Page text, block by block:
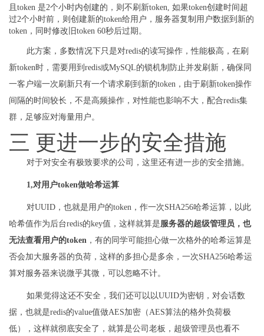
且token 是2个小时内创建的，则不刷新token, 如果token创建时间超
过2个小时前，则创建新的token给用户，服务器复制用户数据到新的
token，同时修改旧token 60秒后过期。
此方案，多数情况下只是对redis的读写操作，性能极高，在刷
新token时，需要用到redis或MySQL的锁机制防止并发刷新，确保同
一客户端一次刷新只有一个请求刷到新的token，由于刷新token操作
间隔的时间较长，不是高频操作，对性能也影响不大，配合redis集
群，足够应对海量用户。
三 更进一步的安全措施
对于对安全有极致要求的公司，这里还有进一步的安全措施。
1,对用户token做哈希运算
对UUID，也就是用户的token，作一次SHA256哈希运算，以此
哈希值作为后台redis的key值，这样就算是服务器的超级管理员，也
无法查看用户的token ，有的同学可能担心做一次格外的哈希运算是
否会加大服务器的负荷，这样的多担心是多余，一次SHA256哈希运
算对服务器来说微乎其微，可以忽略不计。
如果觉得这还不安全，我们还可以以UUID为密钥，对会话数
据，也就是redis的value值做AES加密（AES算法的格外负荷极
低），这样就彻底安全了，就算是公司老板，超级管理员也看不